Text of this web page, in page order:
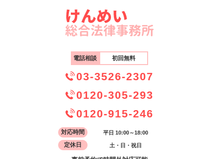
電話相談 初回無料
03-3526-2307
0120-305-293
0120-915-246
対応時間 平日 10:00～18:00
定休日 土・日・祝日